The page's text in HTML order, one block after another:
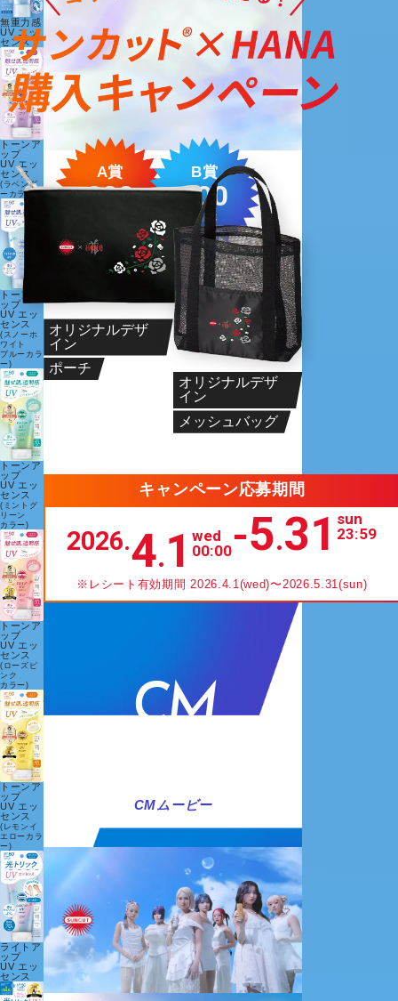
無重力感
UV エッ
センス
トーンア
ップ
UV エッ
センス
(ラベンダ
ーカラー)
トーンア
ップ
UV エッ
センス
(スノーホ
ワイト
ブルーカラ
ー)
トーンア
ップ
UV エッ
センス
(ミントグ
リーン
カラー)
トーンア
ップ
UV エッ
センス
(ローズピ
ンク
カラー)
トーンア
ップ
UV エッ
センス
(レモンイ
エローカラ
ー)
ライトア
ップ
UV エッ
センス
A賞
300
オリジナルデザ
イン
ポーチ
B賞
200
名様
オリジナルデザ
イン
メッシュバッグ
キャンペーン応募期間
2026.4.1wed
00:00-5.31 sun
23:59
※レシート有効期間 2026.4.1(wed)〜2026.5.31(sun)
CM
CMムービー